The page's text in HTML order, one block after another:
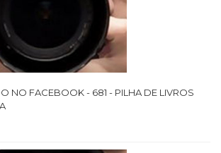
NO FACEBOOK - 681 - PILHA DE LIVROS